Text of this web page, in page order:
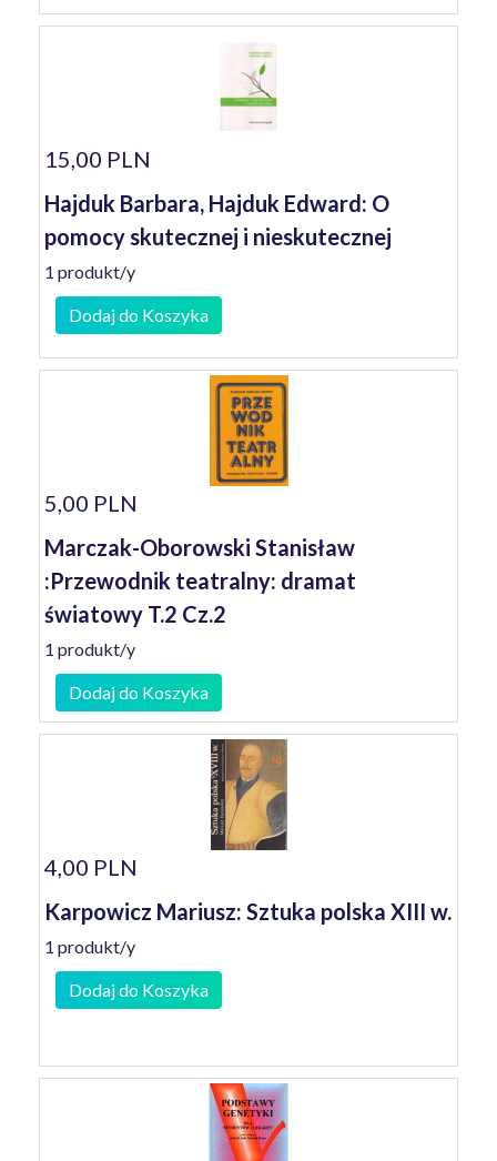
15,00 PLN
Hajduk Barbara, Hajduk Edward: O
pomocy skutecznej i nieskutecznej
1 produkt/y
Dodaj do Koszyka
5,00 PLN
Marczak-Oborowski Stanisław
:Przewodnik teatralny: dramat
światowy T.2 Cz.2
1 produkt/y
Dodaj do Koszyka
4,00 PLN
Karpowicz Mariusz: Sztuka polska XIII w.
1 produkt/y
Dodaj do Koszyka